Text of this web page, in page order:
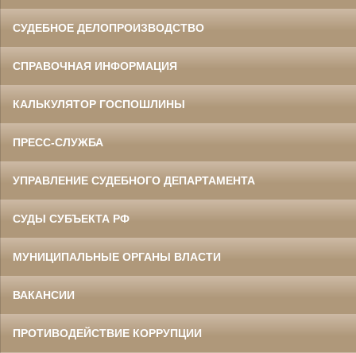
СУДЕБНОЕ ДЕЛОПРОИЗВОДСТВО
СПРАВОЧНАЯ ИНФОРМАЦИЯ
КАЛЬКУЛЯТОР ГОСПОШЛИНЫ
ПРЕСС-СЛУЖБА
УПРАВЛЕНИЕ СУДЕБНОГО ДЕПАРТАМЕНТА
СУДЫ СУБЪЕКТА РФ
МУНИЦИПАЛЬНЫЕ ОРГАНЫ ВЛАСТИ
ВАКАНСИИ
ПРОТИВОДЕЙСТВИЕ КОРРУПЦИИ